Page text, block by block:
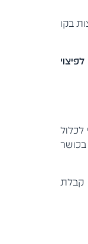
בקו
לכלול
קבלת